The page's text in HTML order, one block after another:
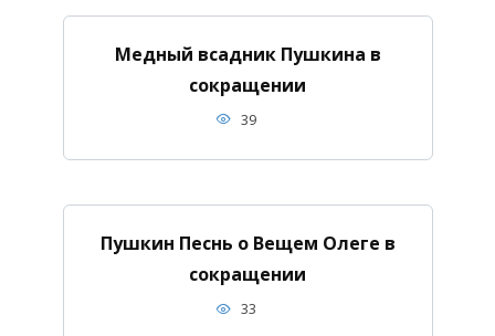
Медный всадник Пушкина в
сокращении
39
Пушкин Песнь о Вещем Олеге в
сокращении
33